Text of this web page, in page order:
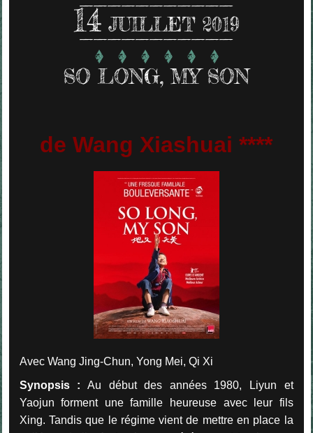
14 JUILLET 2019
SO LONG, MY SON
de Wang Xiashuai ****
Avec Wang Jing-Chun, Yong Mei, Qi Xi
Synopsis : Au début des années 1980, Liyun et
Yaojun forment une famille heureuse avec leur fils
Xing. Tandis que le régime vient de mettre en place la